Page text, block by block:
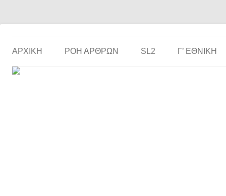
ΑΡΧΙΚΗ ΡΟΗ ΑΡΘΡΩΝ SL2 Γ’ ΕΘΝΙΚΉ